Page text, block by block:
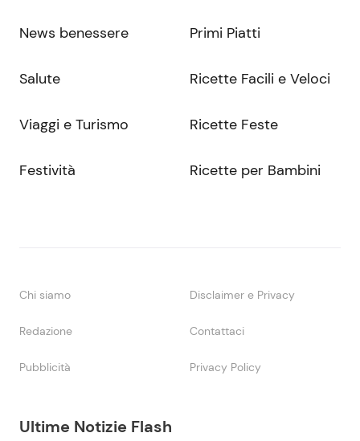
Ultime Notizie Flash
News benessere
Salute
Viaggi e Turismo
Festività
Primi Piatti
Ricette Facili e Veloci
Ricette Feste
Ricette per Bambini
Chi siamo Disclaimer e Privacy
Redazione Contattaci
Pubblicità Privacy Policy